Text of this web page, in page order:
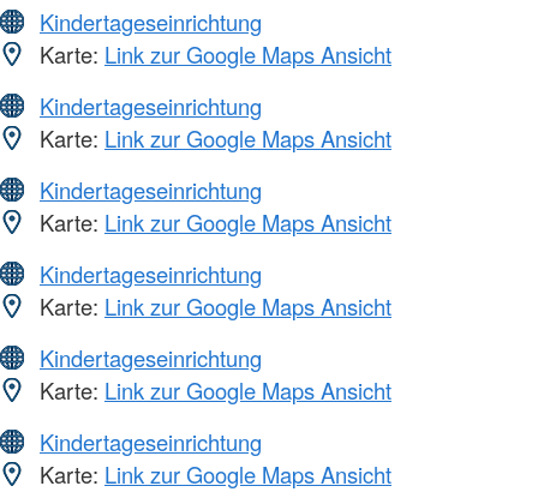
Kindertageseinrichtung
Karte: Link zur Google Maps Ansicht
Kindertageseinrichtung
Karte: Link zur Google Maps Ansicht
Kindertageseinrichtung
Karte: Link zur Google Maps Ansicht
Kindertageseinrichtung
Karte: Link zur Google Maps Ansicht
Kindertageseinrichtung
Karte: Link zur Google Maps Ansicht
Kindertageseinrichtung
Karte: Link zur Google Maps Ansicht